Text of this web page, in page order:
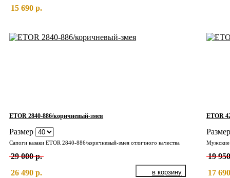
15 690 р.
ETOR 2840-886/коричневый-змея
Размер
Сапоги казаки ETOR 2840-886/коричневый-змея отличного качества
29 000 р.
26 490 р.
ETOR
Мужские
19
17